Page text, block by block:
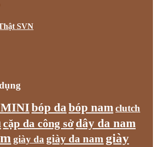
SVN
MINIbóp da bóp nam clutch
cặp da công sở dây da nam
giày da giày da nam giày